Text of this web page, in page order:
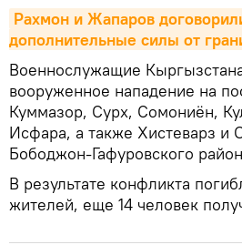
Рахмон и Жапаров
дополнительные силы от
Военнослужащие
вооруженное нападение на
Куммазор, Сурх, Сомониён,
Исфара, а также Хистеварз и
Бободжон-Гафуровского
В результате конфликта
жителей, еще 14 человек